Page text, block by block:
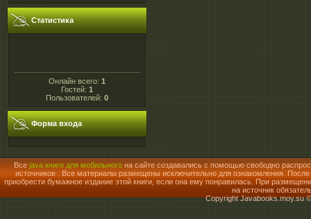
Статистика
Онлайн всего: 1
Гостей: 1
Пользователей: 0
Форма входа
Всеjava книги для мобильного на сайте создавались с помощью свободно
источников . Все материалы размещены исключительно для ознакомления.
приобрести бумажное издание этой книги, если она ему понравилась. При
на источник
Copyright Javabooks.moy.su